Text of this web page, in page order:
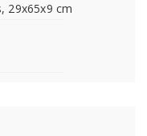
29x65x9 cm